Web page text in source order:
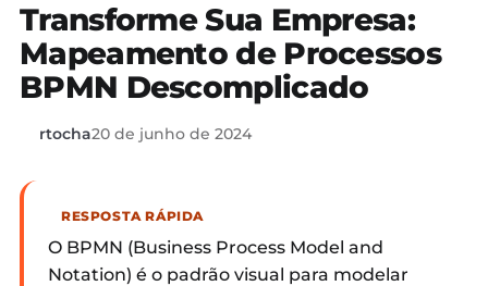
Transforme Sua Empresa:
Mapeamento de Processos
BPMN Descomplicado
rtocha20 de junho de 2024
RESPOSTA RÁPIDA
O BPMN (Business Process Model and
Notation) é o padrão visual para modelar